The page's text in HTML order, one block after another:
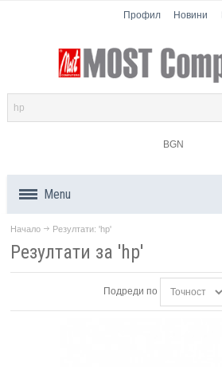
Профил Новини
BGN
Menu
Продукти
Компоненти
Лаптопи
Начало Резултати: 'hp'
Резултати за 'hp'
Подреди по